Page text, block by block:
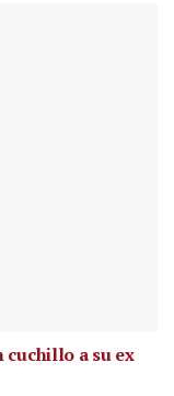
cuchillo a su ex